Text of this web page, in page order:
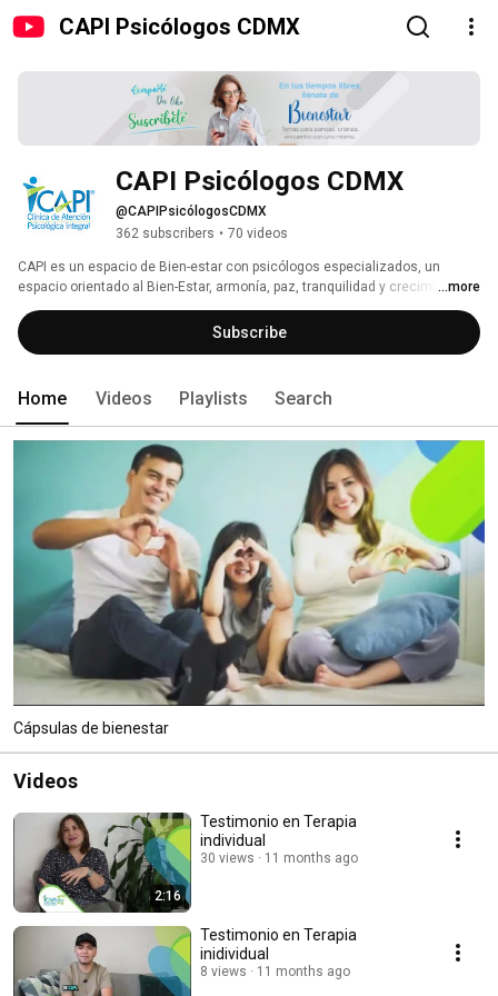
CAPI Psicólogos CDMX
CAPI Psicólogos CDMX
@CAPIPsicólogosCDMX
362 subscribers • 70 videos
CAPI es un espacio de Bien-estar con psicólogos especializados, un
espacio orientado al Bien-Estar, armonía, paz, tranquilidad y crecimiento
integral del ser humano. En nuestro canal encontrarás información de
interés para tu bienestar personal, familiar, convivencia en pareja o
educación de tus hijos. Cada video es planeado por una psicóloga
...more
Subscribe
Home Videos Playlists Search
Cápsulas de bienestar
Videos
2:16
Testimonio en Terapia
individual
30 views 11 months ago
Testimonio en Terapia
inidividual
8 views 11 months ago